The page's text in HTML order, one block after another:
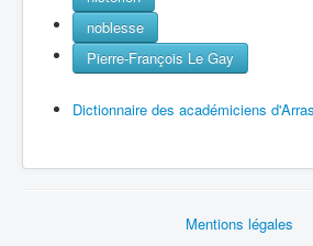
noblesse
Pierre-François Le Gay
Dictionnaire des académiciens d'Arras
Mentions légales